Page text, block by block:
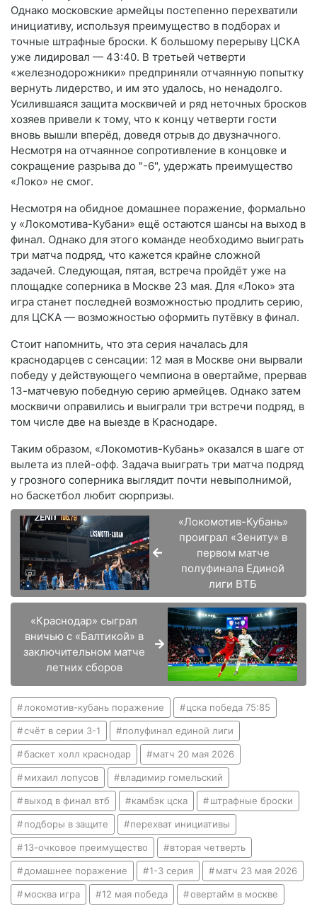
Однако московские армейцы постепенно перехватили
инициативу, используя преимущество в подборах и
точные штрафные броски. К большому перерыву ЦСКА
уже лидировал — 43:40. В третьей четверти
«железнодорожники» предприняли отчаянную попытку
вернуть лидерство, и им это удалось, но ненадолго.
Усилившаяся защита москвичей и ряд неточных бросков
хозяев привели к тому, что к концу четверти гости
вновь вышли вперёд, доведя отрыв до двузначного.
Несмотря на отчаянное сопротивление в концовке и
сокращение разрыва до "-6", удержать преимущество
«Локо» не смог.
Несмотря на обидное домашнее поражение, формально
у «Локомотива-Кубани» ещё остаются шансы на выход в
финал. Однако для этого команде необходимо выиграть
три матча подряд, что кажется крайне сложной
задачей. Следующая, пятая, встреча пройдёт уже на
площадке соперника в Москве 23 мая. Для «Локо» эта
игра станет последней возможностью продлить серию,
для ЦСКА — возможностью оформить путёвку в финал.
Стоит напомнить, что эта серия началась для
краснодарцев с сенсации: 12 мая в Москве они вырвали
победу у действующего чемпиона в овертайме, прервав
13-матчевую победную серию армейцев. Однако затем
москвичи оправились и выиграли три встречи подряд, в
том числе две на выезде в Краснодаре.
Таким образом, «Локомотив-Кубань» оказался в шаге от
вылета из плей-офф. Задача выиграть три матча подряд
у грозного соперника выглядит почти невыполнимой,
но баскетбол любит сюрпризы.
«Локомотив-Кубань»
проиграл «Зениту» в
первом матче
полуфинала Единой
лиги ВТБ
«Краснодар» сыграл
вничью с «Балтикой» в
заключительном матче
летних сборов
локомотив-кубань поражение цска победа 75:85
счёт в серии 3-1 полуфинал единой лиги
баскет холл краснодар матч 20 мая 2026
михаил лопусов владимир гомельский
выход в финал втб камбэк цска штрафные броски
подборы в защите перехват инициативы
13-очковое преимущество вторая четверть
домашнее поражение 1-3 серия матч 23 мая 2026
москва игра 12 мая победа овертайм в москве